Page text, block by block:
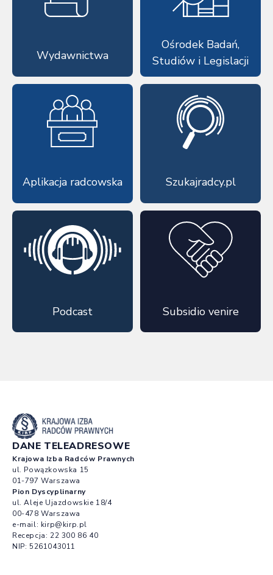
Wydawnictwa
Ośrodek Badań,
Studiów i Legislacji
Aplikacja radcowska Szukajradcy.pl
Podcast Subsidio venire
DANE TELEADRESOWE
Krajowa Izba Radców Prawnych
ul. Powązkowska 15
01-797 Warszawa
Pion Dyscyplinarny
ul. Aleje Ujazdowskie 18/4
00-478 Warszawa
e-mail: kirp@kirp.pl
Recepcja: 22 300 86 40
NIP: 5261043011